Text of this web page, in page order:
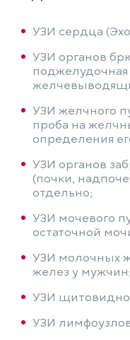
УЗИ сердца
УЗИ органов
УЗИ желчного
проба на
определения
УЗИ органов
(почки,
отдельно;
УЗИ мочевого
остаточной
УЗИ молочных
желез у мужчин;
УЗИ
УЗИ